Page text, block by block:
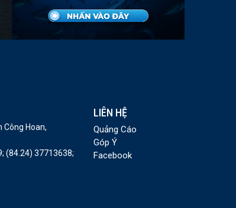
Công Hoan,
(84.24) 37713638;
LIÊN HỆ
Quảng Cáo
Góp Ý
Facebook